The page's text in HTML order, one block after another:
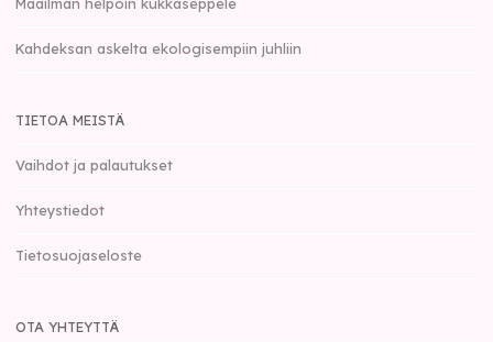
Kahdeksan askelta ekologisempiin juhliin
TIETOA MEISTÄ
Vaihdot ja palautukset
Yhteystiedot
Tietosuojaseloste
OTA YHTEYTTÄ